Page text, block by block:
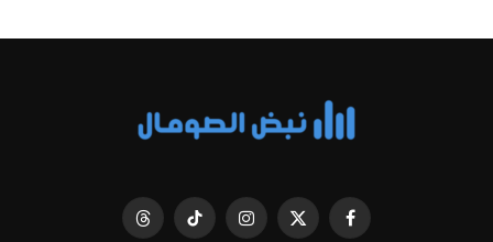
فيسبوك X
الانستغرامتيكتوك Threads